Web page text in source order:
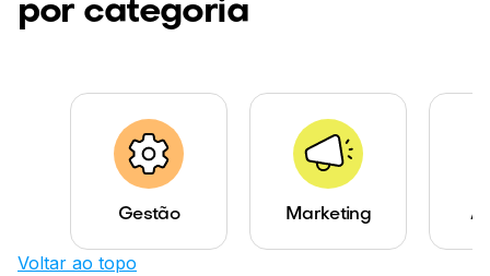
por categoria
Gestão Marketing
Voltar ao topo